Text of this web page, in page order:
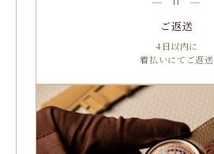
ご返送
4日以内に
着払いにてご返送